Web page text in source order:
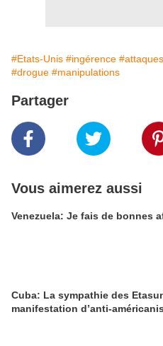
#Etats-Unis #ingérence
#drogue #manipulations
Partager
Vous aimerez aussi
Cuba: La sympathie des
manifestation d’anti-